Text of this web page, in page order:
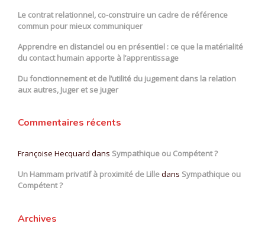
Le contrat relationnel, co-construire un cadre de référence
commun pour mieux communiquer
Apprendre en distanciel ou en présentiel : ce que la matérialité
du contact humain apporte à l’apprentissage
Du fonctionnement et de l’utilité du jugement dans la relation
aux autres, Juger et se juger
Commentaires récents
Françoise Hecquard dans Sympathique ou Compétent ?
Un Hammam privatif à proximité de Lilledans Sympathique ou
Compétent ?
Archives